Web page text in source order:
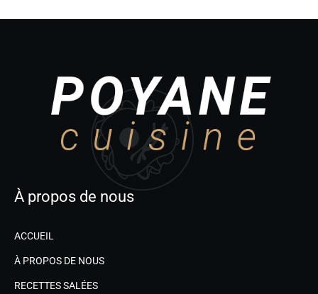
À propos de nous
ACCUEIL
À PROPOS DE NOUS
RECETTES SALÉES